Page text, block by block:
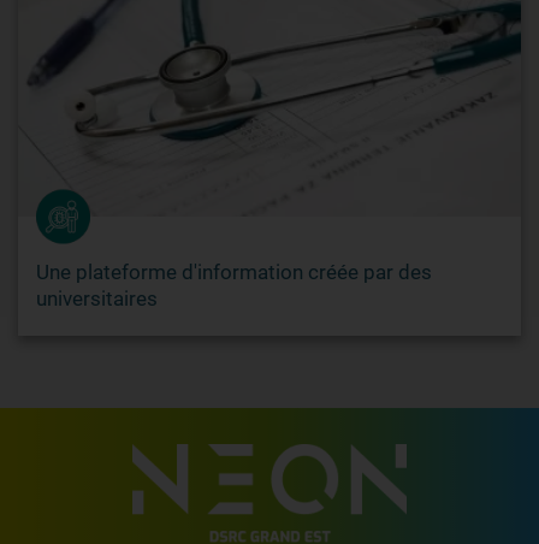
Une plateforme d'information créée par des
universitaires